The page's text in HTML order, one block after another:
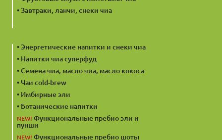
• Завтраки, ланчи, снеки чиа
• Энергетические напитки и снеки чиа
• Напитки чиа суперфуд
• Семена чиа, масло чиа, масло кокоса
• Чаи cold-brew
• Имбирные эли
• Ботанические напитки
NEW! Функциональные пребио эли и
пунши
NEW! Функциональные пребио шоты